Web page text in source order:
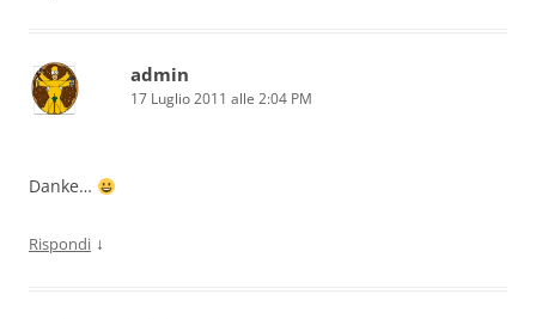
admin
17 Luglio 2011 alle 2:04 PM
Danke…
Rispondi ↓